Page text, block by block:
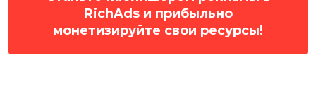
RichAds и прибыльно
монетизируйте свои ресурсы!